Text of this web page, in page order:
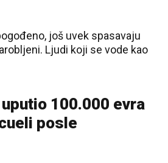
još uvek spasavaju
Ljudi koji se vode kao
uputio 100.000 evra
posle